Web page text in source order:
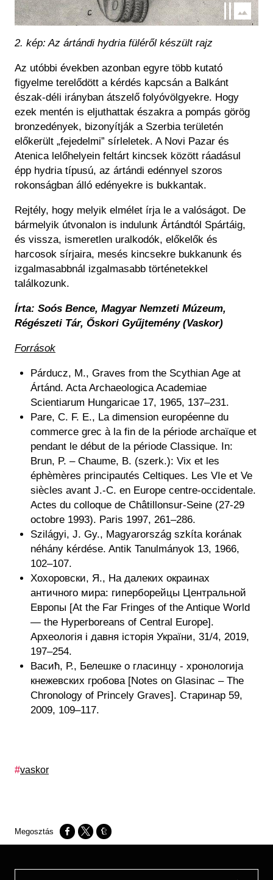
2. kép: Az ártándi hydria füléről készült rajz
Az utóbbi években azonban egyre több kutató
figyelme terelődött a kérdés kapcsán a Balkánt
észak-déli irányban átszelő folyóvölgyekre. Hogy
ezek mentén is eljuthattak északra a pompás görög
bronzedények, bizonyítják a Szerbia területén
előkerült „fejedelmi” sírleletek. A Novi Pazar és
Atenica lelőhelyein feltárt kincsek között ráadásul
épp hydria típusú, az ártándi edénnyel szoros
rokonságban álló edényekre is bukkantak.
Rejtély, hogy melyik elmélet írja le a valóságot. De
bármelyik útvonalon is indulunk Ártándtól Spártáig,
és vissza, ismeretlen uralkodók, előkelők és
harcosok sírjaira, mesés kincsekre bukkanunk és
izgalmasabbnál izgalmasabb történetekkel
találkozunk.
Írta: Soós Bence, Magyar Nemzeti Múzeum,
Régészeti Tár, Őskori Gyűjtemény (Vaskor)
Források
Párducz, M., Graves from the Scythian Age at
Ártánd. Acta Archaeologica Academiae
Scientiarum Hungaricae 17, 1965, 137–231.
Pare, C. F. E., La dimension européenne du
commerce grec à la fin de la période archaïque et
pendant le début de la période Classique. In:
Brun, P. – Chaume, B. (szerk.): Vix et les
éphèmères principautés Celtiques. Les VIe et Ve
siècles avant J.-C. en Europe centre-occidentale.
Actes du colloque de Châtillonsur-Seine (27-29
octobre 1993). Paris 1997, 261–286.
Szilágyi, J. Gy., Magyarország szkíta korának
néhány kérdése. Antik Tanulmányok 13, 1966,
102–107.
Хохоровски, Я., На далеких окраинах
античного мира: гиперборейцы Центральной
Европы [At the Far Fringes of the Antique World
— the Hyperboreans of Central Europe].
Археологія і давня історія України, 31/4, 2019,
197–254.
Васић, Р., Белешке о гласинцу - хронологија
кнежевских гробова [Notes on Glasinac – The
Chronology of Princely Graves]. Старинар 59,
2009, 109–117.
Címkék
vaskor
Opens in a new window
Opens in a new window
Opens in a new window